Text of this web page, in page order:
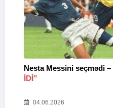
Nesta Messini seçmədi –
IDI”
04.06.2026